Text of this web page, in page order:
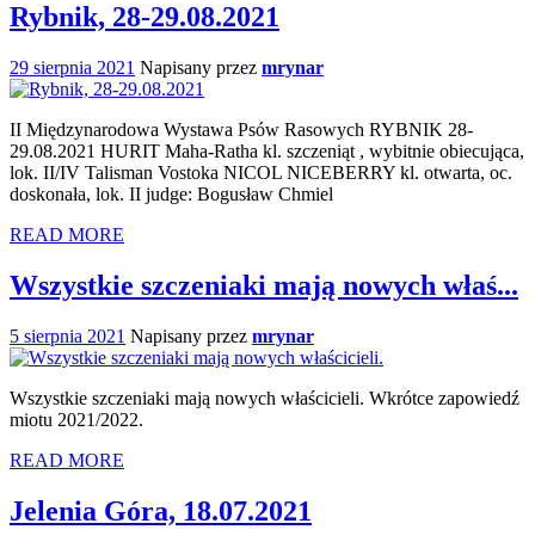
Rybnik, 28-29.08.2021
29 sierpnia 2021 Napisany przez mrynar
II Międzynarodowa Wystawa Psów Rasowych RYBNIK 28-
29.08.2021 HURIT Maha-Ratha kl. szczeniąt , wybitnie obiecująca,
lok. II/IV Talisman Vostoka NICOL NICEBERRY kl. otwarta, oc.
doskonała, lok. II judge: Bogusław Chmiel
READ MORE
Wszystkie szczeniaki mają nowych właś...
5 sierpnia 2021 Napisany przez mrynar
Wszystkie szczeniaki mają nowych właścicieli. Wkrótce zapowiedź
miotu 2021/2022.
READ MORE
Jelenia Góra, 18.07.2021